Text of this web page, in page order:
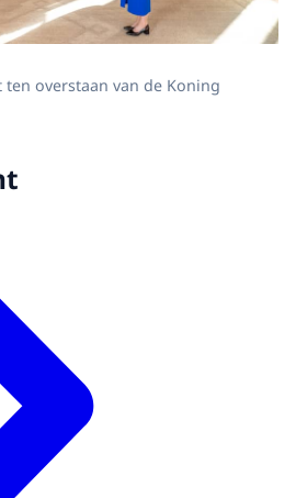
overstaan van de Koning